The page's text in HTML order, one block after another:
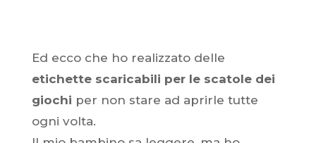
Ed ecco che ho realizzato delle
etichette scaricabili per le scatole dei
giochi per non stare ad aprirle tutte
ogni volta.